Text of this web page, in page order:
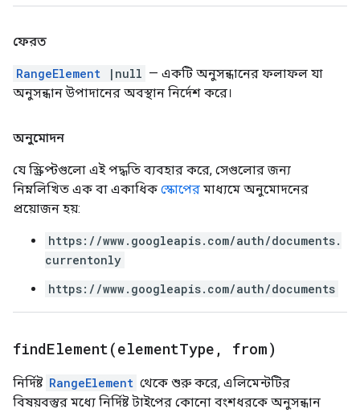
ফেরত
RangeElement |null — একটি অনুসন্ধানের ফলাফল যা
অনুসন্ধান উপাদানের অবস্থান নির্দেশ করে।
অনুমোদন
যে স্ক্রিপ্টগুলো এই পদ্ধতি ব্যবহার করে, সেগুলোর জন্য
নিম্নলিখিত এক বা একাধিক স্কোপের মাধ্যমে অনুমোদনের
প্রয়োজন হয়:
https://www.googleapis.com/auth/documents.
currentonly
https://www.googleapis.com/auth/documents
findElement(elementType , from)
নির্দিষ্ট RangeElement থেকে শুরু করে, এলিমেন্টটির
বিষয়বস্তুর মধ্যে নির্দিষ্ট টাইপের কোনো বংশধরকে অনুসন্ধান